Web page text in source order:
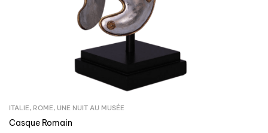
ITALIE, ROME, UNE NUIT AU MUSÉE
Casque Romain